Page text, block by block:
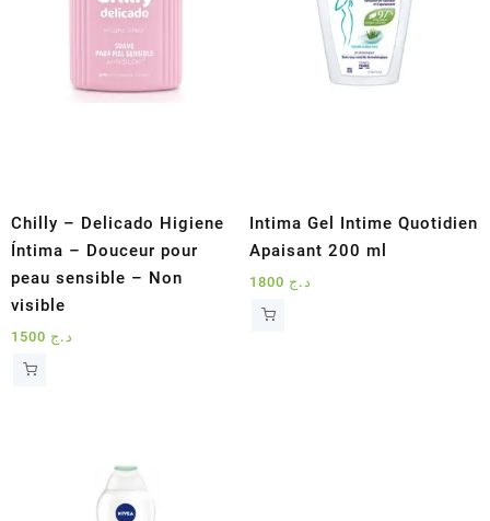
Chilly – Delicado Higiene
Íntima – Douceur pour
peau sensible – Non
visible
د.ج
Intima Gel Intime Quotidien
Apaisant 200 ml
د.ج